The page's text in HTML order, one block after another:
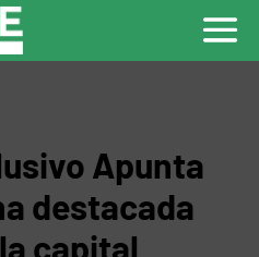
Apunta
destacada
capital